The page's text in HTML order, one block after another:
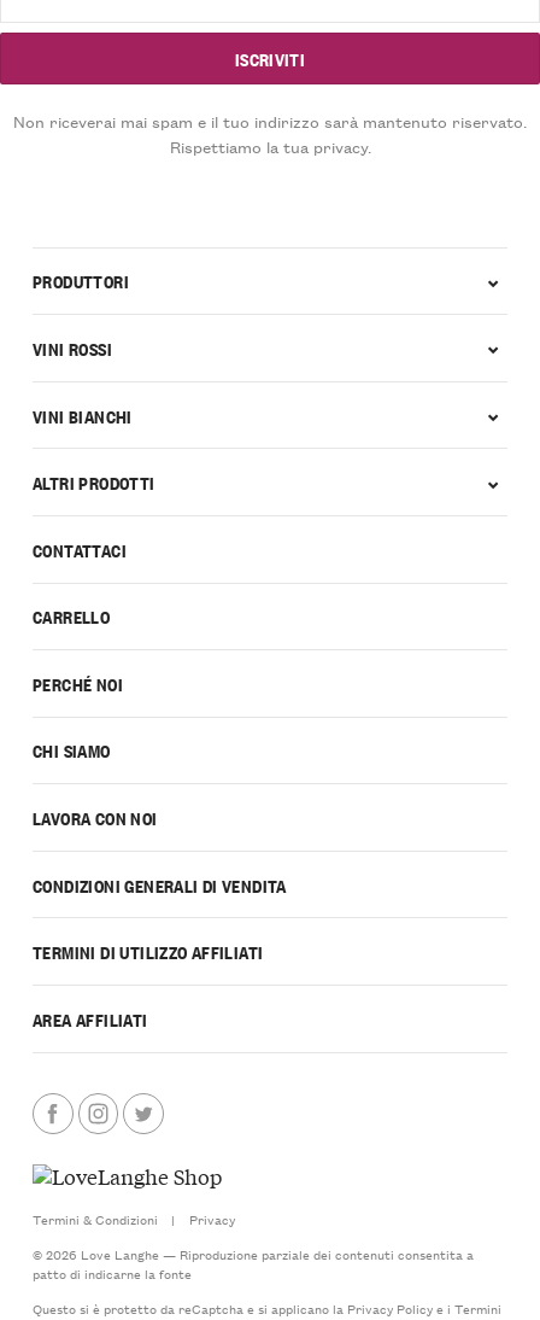
Non riceverai mai spam e il tuo indirizzo sarà mantenuto riservato.
Rispettiamo la tua privacy.
CONTATTACI
CARRELLO
PERCHÉ NOI
CHI SIAMO
LAVORA CON NOI
CONDIZIONI GENERALI DI VENDITA
TERMINI DI UTILIZZO AFFILIATI
AREA AFFILIATI
PRODUTTORI
VINI ROSSI
VINI BIANCHI
ALTRI PRODOTTI
Termini & Condizioni |
Privacy
© 2026 Love Langhe — Riproduzione parziale dei contenuti consentita a
patto di indicarne la fonte
Questo si è protetto da reCaptcha e si applicano la Privacy Policye i Termini